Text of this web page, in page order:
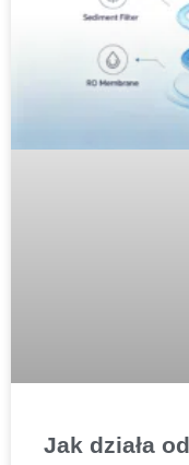
Jak działa